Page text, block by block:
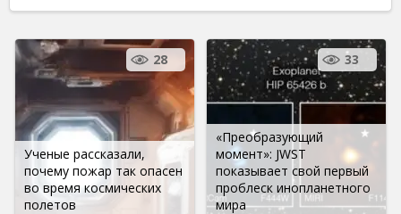
Ученые рассказали,
почему пожар так опасен
во время космических
полетов
28
«Преобразующий
момент»: JWST
показывает свой первый
проблеск инопланетного
мира
33